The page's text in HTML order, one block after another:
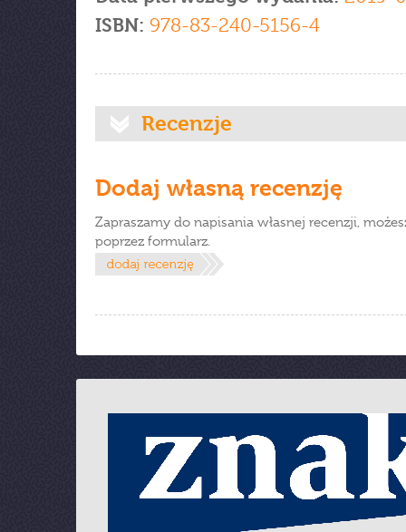
ISBN: 978-83-240-5156-4
Recenzje
Dodaj własną recenzję
Zapraszamy do napisania własnej recenzji,
poprzez formularz.